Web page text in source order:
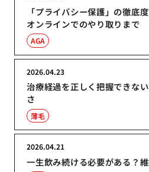
「プライバシー保護」の徹底
オンラインでのやり取りまで
AGA
治療経過を正しく把握できな
さ
2026.04.23
薄毛
一生飲み続ける必要がある？
2026.04.21